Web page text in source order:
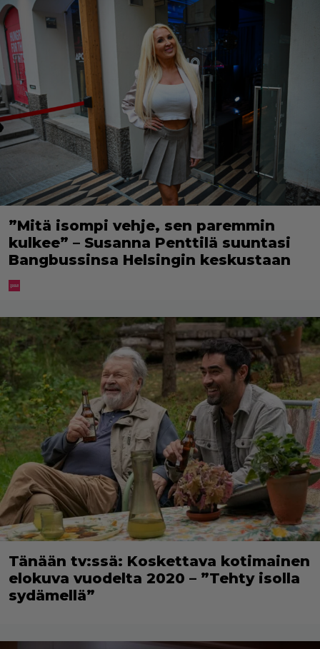
”Mitä isompi vehje, sen paremmin
kulkee” – Susanna Penttilä suuntasi
Bangbussinsa Helsingin keskustaan
Tänään tv:ssä: Koskettava kotimainen
elokuva vuodelta 2020 – ”Tehty isolla
sydämellä”